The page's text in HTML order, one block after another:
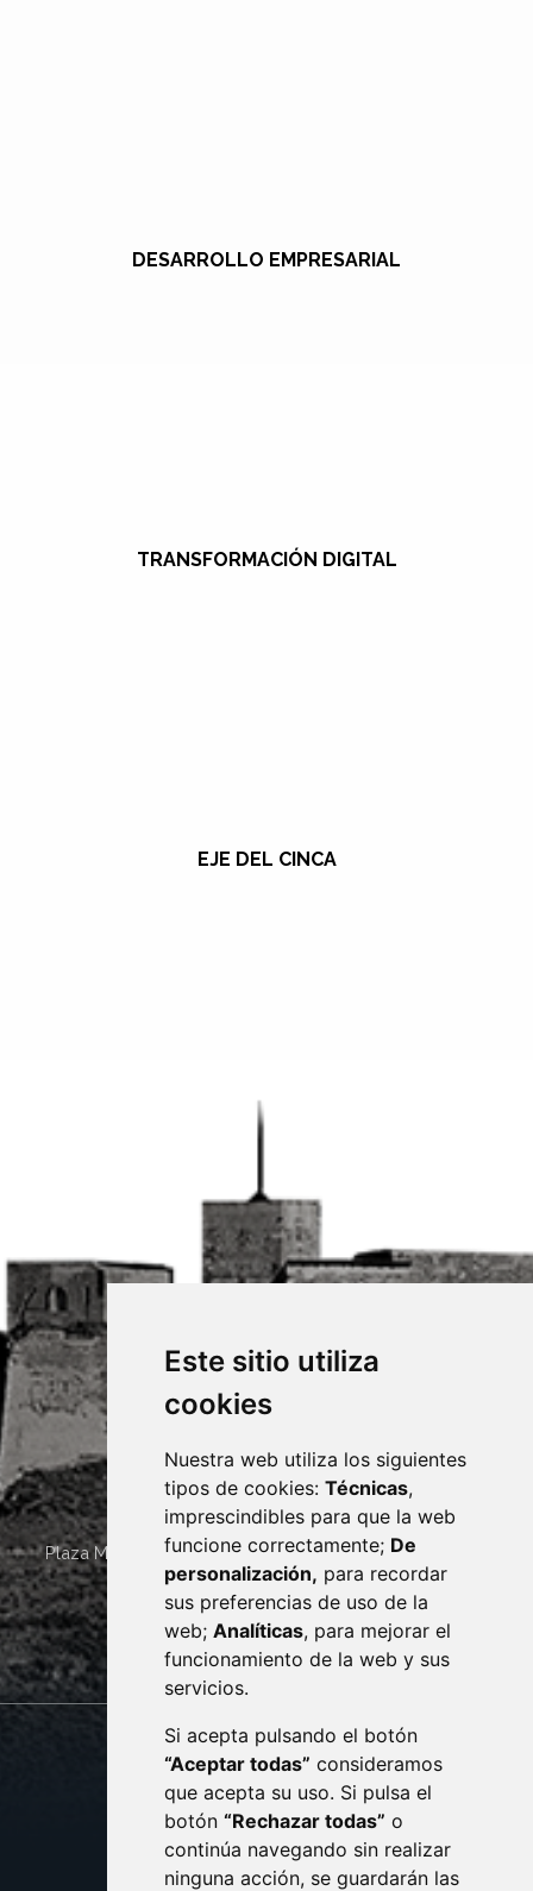
Este sitio utiliza
cookies
Nuestra web utiliza los siguientes
tipos de cookies: Técnicas,
imprescindibles para que la web
funcione correctamente; De
personalización, para recordar
sus preferencias de uso de la
web; Analíticas, para mejorar el
funcionamiento de la web y sus
servicios.
Si acepta pulsando el botón
“Aceptar todas” consideramos
que acepta su uso. Si pulsa el
botón “Rechazar todas” o
continúa navegando sin realizar
ninguna acción, se guardarán las
DESARROLLO EMPRESARIAL
TRANSFORMACIÓN DIGITAL
EJE DEL CINCA
Plaza Mayor 4 22400 MONZÓN - ARAGÓN (ESPAÑA)
· (34) 974 400 700 ·
sac@monzon.es
monzon.es
CONTACTO
AVISO LEGAL
PROTECCIÓN DE DATOS
POLÍTICA DE COOKIES
ACCESIBILIDAD
ENLACE EXTERNO AL